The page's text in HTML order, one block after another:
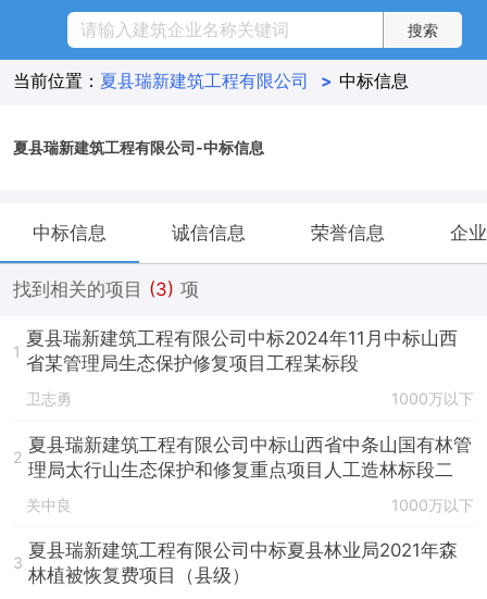
当前位置： 夏县瑞新建筑工程有限公司 > 中标信息
夏县瑞新建筑工程有限公司-中标信息
中标信息 诚信信息 荣誉信息 企
找到相关的项目 (3) 项
1
夏县瑞新建筑工程有限公司中标2024年11月中标山西
省某管理局生态保护修复项目工程某标段
卫志勇 1000万以下
2
夏县瑞新建筑工程有限公司中标山西省中条山国有林管
理局太行山生态保护和修复重点项目人工造林标段二
关中良 1000万以下
3
夏县瑞新建筑工程有限公司中标夏县林业局2021年森
林植被恢复费项目（县级）